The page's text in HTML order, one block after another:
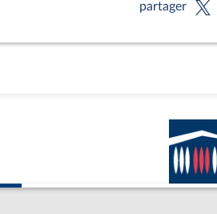
partager